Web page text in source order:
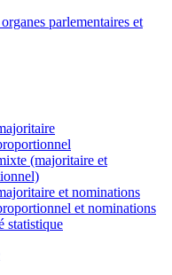
parlementaires et
(majoritaire et
et nominations
et nominations
statistique